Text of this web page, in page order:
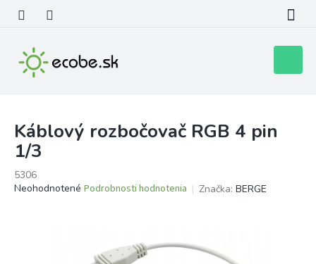
obsah
košík
Káblový rozbočovač RGB 4 pin
1/3
5306
Priemerné
Neohodnotené Podrobnosti hodnotenia Značka: BERGE